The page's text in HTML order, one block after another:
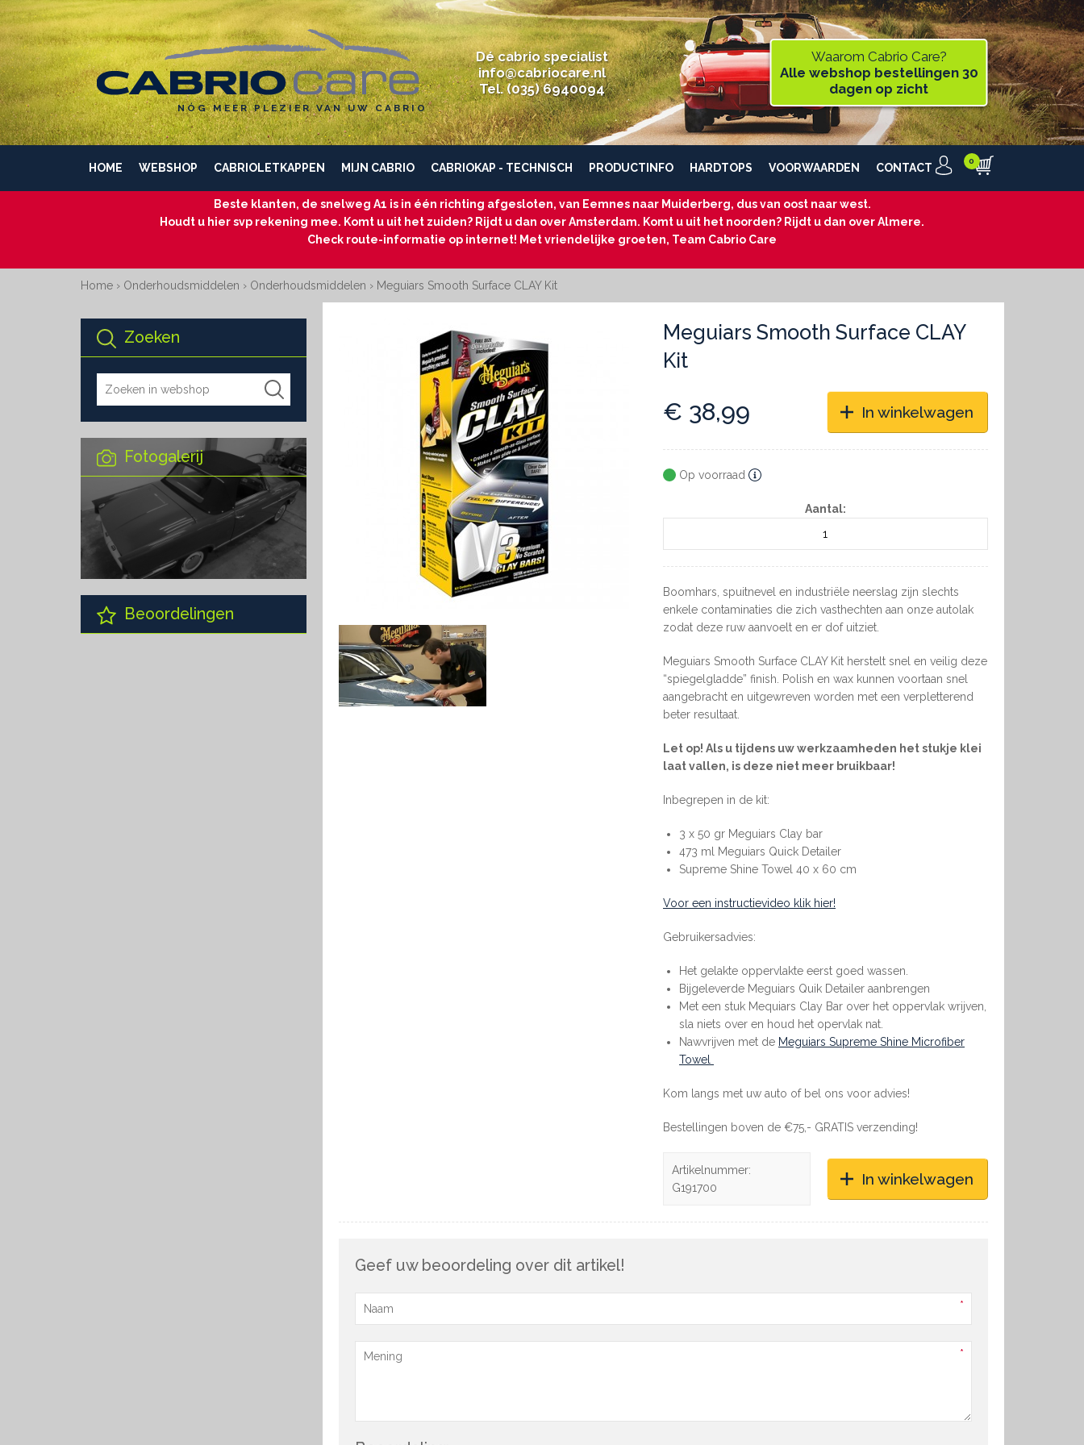
NÓG MEER PLEZIER VAN UW CABRIO
Dé cabrio specialist
info@cabriocare.nl
Tel. (035) 6940094
Waarom Cabrio Care?
Alle webshop bestellingen 30
dagen op zicht
HOME WEBSHOP CABRIOLETKAPPEN MIJN CABRIO CABRIOKAP - TECHNISCH PRODUCTINFO HARDTOPS VOORWAARDEN CONTACT
Beste klanten, de snelweg A1 is in één richting afgesloten, van Eemnes naar Muiderberg, dus van oost naar west.
Houdt u hier svp rekening mee. Komt u uit het zuiden? Rijdt u dan over Amsterdam. Komt u uit het noorden? Rijdt u dan over Almere.
Check route-informatie op internet! Met vriendelijke groeten, Team Cabrio Care
Home› Onderhoudsmiddelen › Onderhoudsmiddelen › Meguiars Smooth Surface CLAY Kit
Zoeken
Fotogalerij
Beoordelingen
Meguiars Smooth Surface CLAY
Kit
€ 38,99 In winkelwagen
Op voorraad
Aantal:
Boomhars, spuitnevel en industriële neerslag zijn slechts
enkele contaminaties die zich vasthechten aan onze autolak
zodat deze ruw aanvoelt en er dof uitziet.
Meguiars Smooth Surface CLAY Kit herstelt snel en veilig deze
“spiegelgladde” finish. Polish en wax kunnen voortaan snel
aangebracht en uitgewreven worden met een verpletterend
beter resultaat.
Let op! Als u tijdens uw werkzaamheden het stukje klei
laat vallen, is deze niet meer bruikbaar!
Inbegrepen in de kit:
3 x 50 gr Meguiars Clay bar
473 ml Meguiars Quick Detailer
Supreme Shine Towel 40 x 60 cm
Voor een instructievideo klik hier!
Gebruikersadvies:
Het gelakte oppervlakte eerst goed wassen.
Bijgeleverde Meguiars Quik Detailer aanbrengen
Met een stuk Mequiars Clay Bar over het oppervlak wrijven,
sla niets over en houd het opervlak nat.
Nawvrijven met de Meguiars Supreme Shine Microfiber
Towel
Kom langs met uw auto of bel ons voor advies!
Bestellingen boven de €75,- GRATIS verzending!
Artikelnummer:
G191700
In winkelwagen
Geef uw beoordeling over dit artikel!